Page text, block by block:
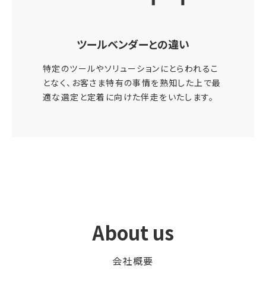
ツールベンダーとの違い
特定のツールやソリューションにとらわれるこ
となく、お客さま特有の事情を熟知した上で最
適な選定と定着に向けた伴走をいたします。
About us
会社概要